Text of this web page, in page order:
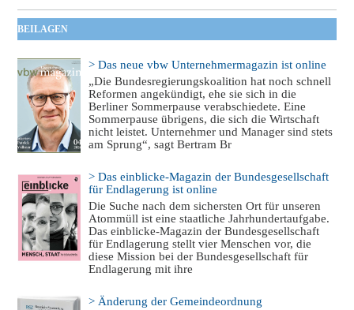
BEILAGEN
> Das neue vbw Unternehmermagazin ist online
„Die Bundesregierungskoalition hat noch schnell
Reformen angekündigt, ehe sie sich in die
Berliner Sommerpause verabschiedete. Eine
Sommerpause übrigens, die sich die Wirtschaft
nicht leistet. Unternehmer und Manager sind stets
am Sprung“, sagt Bertram Br
> Das einblicke-Magazin der Bundesgesellschaft
für Endlagerung ist online
Die Suche nach dem sichersten Ort für unseren
Atommüll ist eine staatliche Jahrhundertaufgabe.
Das einblicke-Magazin der Bundesgesellschaft
für Endlagerung stellt vier Menschen vor, die
diese Mission bei der Bundesgesellschaft für
Endlagerung mit ihre
> Änderung der Gemeindeordnung